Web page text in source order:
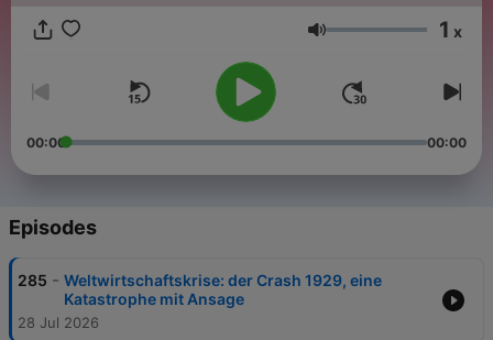
Volume 1 x
00:00 00:00
Episodes
285 - Weltwirtschaftskrise: der Crash 1929, eine
Katastrophe mit Ansage
28 Jul 2026